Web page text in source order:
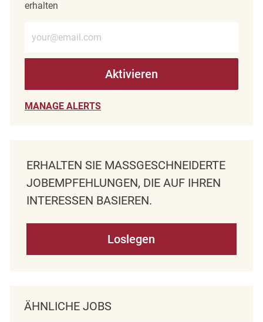
erhalten
Aktivieren
MANAGE ALERTS
ERHALTEN SIE MASSGESCHNEIDERTE J
OBEMPFEHLUNGEN, DIE AUF IHREN I
NTERESSEN BASIEREN.
Loslegen
ÄHNLICHE JOBS